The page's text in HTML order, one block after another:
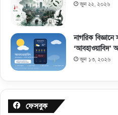
জুন ২২, ২০২৬
নাগরিক বিজ্ঞানে
‘আবহাওয়াবিদ’
জুন ১৩, ২০২৬
ফেসবুক